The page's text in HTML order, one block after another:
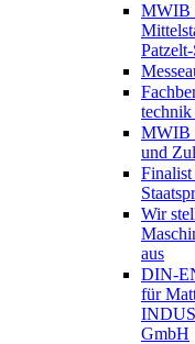
MWIB
MWIB
und
Wir
aus
DIN-
für
GmbH